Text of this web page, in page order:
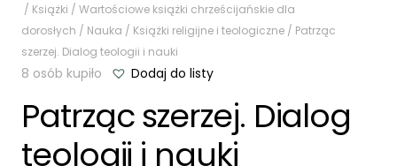
/ Książki / Wartościowe książki chrześcijańskie dla
dorosłych / Nauka / Książki religijne i teologiczne / Patrząc
szerzej. Dialog teologii i nauki
8 osób kupiło Dodaj do listy
Patrząc szerzej. Dialog
teologii i nauki